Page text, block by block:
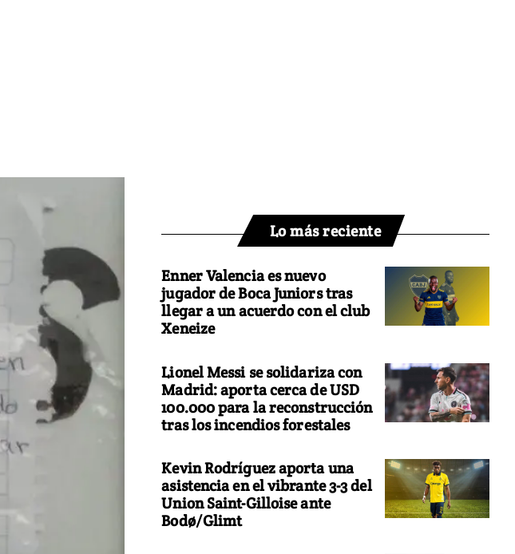
Lo más reciente
Enner Valencia es nuevo
jugador de Boca Juniors tras
llegar a un acuerdo con el club
Xeneize
Lionel Messi se solidariza con
Madrid: aporta cerca de USD
100.000 para la reconstrucción
tras los incendios forestales
Kevin Rodríguez aporta una
asistencia en el vibrante 3-3 del
Union Saint-Gilloise ante
Bodø/Glimt